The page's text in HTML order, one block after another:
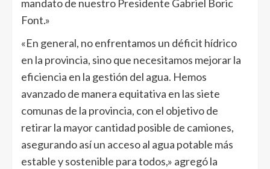
mandato de nuestro Presidente Gabriel Boric
Font.»
«En general, no enfrentamos un déficit hídrico
en la provincia, sino que necesitamos mejorar la
eficiencia en la gestión del agua. Hemos
avanzado de manera equitativa en las siete
comunas de la provincia, con el objetivo de
retirar la mayor cantidad posible de camiones,
asegurando así un acceso al agua potable más
estable y sostenible para todos,» agregó la